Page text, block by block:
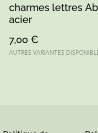
charmes lettres
acier
7,00 €
AUTRES VARIANTES